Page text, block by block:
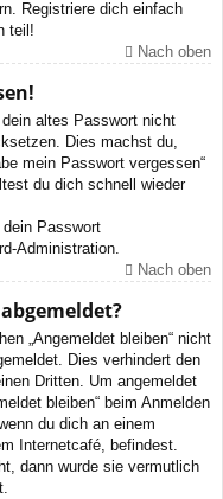
Registriere dich einfach
teil!
Nach oben
altes Passwort nicht
Dies machst du,
mein Passwort vergessen“
du dich schnell wieder
Passwort
Administration.
Nach oben
„Angemeldet bleiben“ nicht
Dies verhindert den
Dritten. Um angemeldet
bleiben“ beim Anmelden
du dich an einem
Internetcafé, befindest.
dann wurde sie vermutlich